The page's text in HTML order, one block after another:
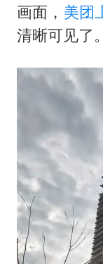
画面， 美团
清晰可见了。